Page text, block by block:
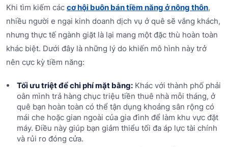
Khi tìm kiếm các cơ hội buôn bán tiềm năng ở nông thôn,
nhiều người e ngại kinh doanh dịch vụ ở quê sẽ vắng khách,
nhưng thực tế ngành giặt là lại mang một đặc thù hoàn toàn
khác biệt. Dưới đây là những lý do khiến mô hình này trở
nên cực kỳ tiềm năng:
Tối ưu triệt để chi phí mặt bằng:Khác với thành phố phải
oằn mình trả hàng chục triệu tiền thuê nhà mỗi tháng, ở
quê bạn hoàn toàn có thể tận dụng khoảng sân rộng có
mái che hoặc gian ngoài của gia đình để làm khu vực đặt
máy. Điều này giúp bạn giảm thiểu tối đa áp lực tài chính
và rủi ro đóng cửa.